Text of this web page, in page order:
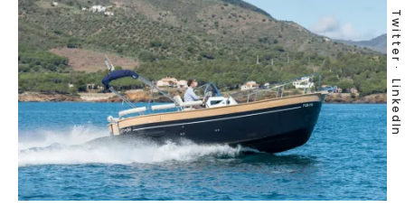
Twitter
LinkedIn